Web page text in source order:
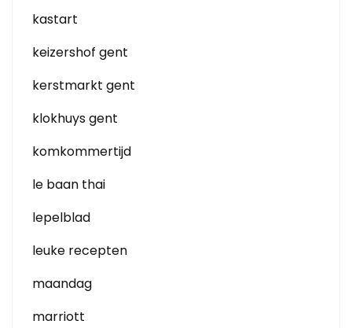
kastart
keizershof gent
kerstmarkt gent
klokhuys gent
komkommertijd
le baan thai
lepelblad
leuke recepten
maandag
marriott